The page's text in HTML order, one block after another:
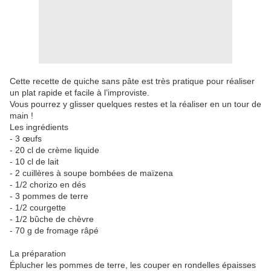
Cette recette de quiche sans pâte est très pratique pour réaliser
un plat rapide et facile à l’improviste.
Vous pourrez y glisser quelques restes et la réaliser en un tour de
main !
Les ingrédients
- 3 œufs
- 20 cl de crème liquide
- 10 cl de lait
- 2 cuillères à soupe bombées de maïzena
- 1/2 chorizo en dés
- 3 pommes de terre
- 1/2 courgette
- 1/2 bûche de chèvre
- 70 g de fromage râpé
La préparation
Éplucher les pommes de terre, les couper en rondelles épaisses